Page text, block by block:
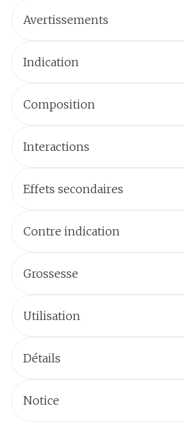
Avertissements
Indication
Composition
Interactions
Effets secondaires
Contre indication
Grossesse
Utilisation
Détails
Notice